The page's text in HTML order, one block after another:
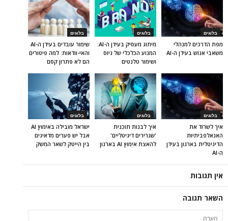
בלוגים
שימור עובדים בעידן ה-AI
והאי-וודאות: למה פיטורים
הם לא פתרון קסם
בלוגים
מיתוג מעסיק בעידן ה-AI:
המנוע הכלכלי של גיוס
ושימור טלנטים
בלוגים
מפת הדרכים למנהלי
משאבי אנוש בעידן ה-AI
בלוגים
ישראל מובילה באימוץ AI
אבל יש פערים מדאיגים
בין הייטק לשאר המשק
בלוגים
איך לבנות תוכנית
'שגרירים דיגיטליים'
להאצת אימוץ AI בארגון
בלוגים
איך לשרוד את
האנאלפביתיוּת
הדיגיטלית בארגון בעידן
ה-AI
אין תגובות
השאר תגובה